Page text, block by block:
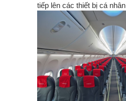
tiếp lên các thiết bị cá